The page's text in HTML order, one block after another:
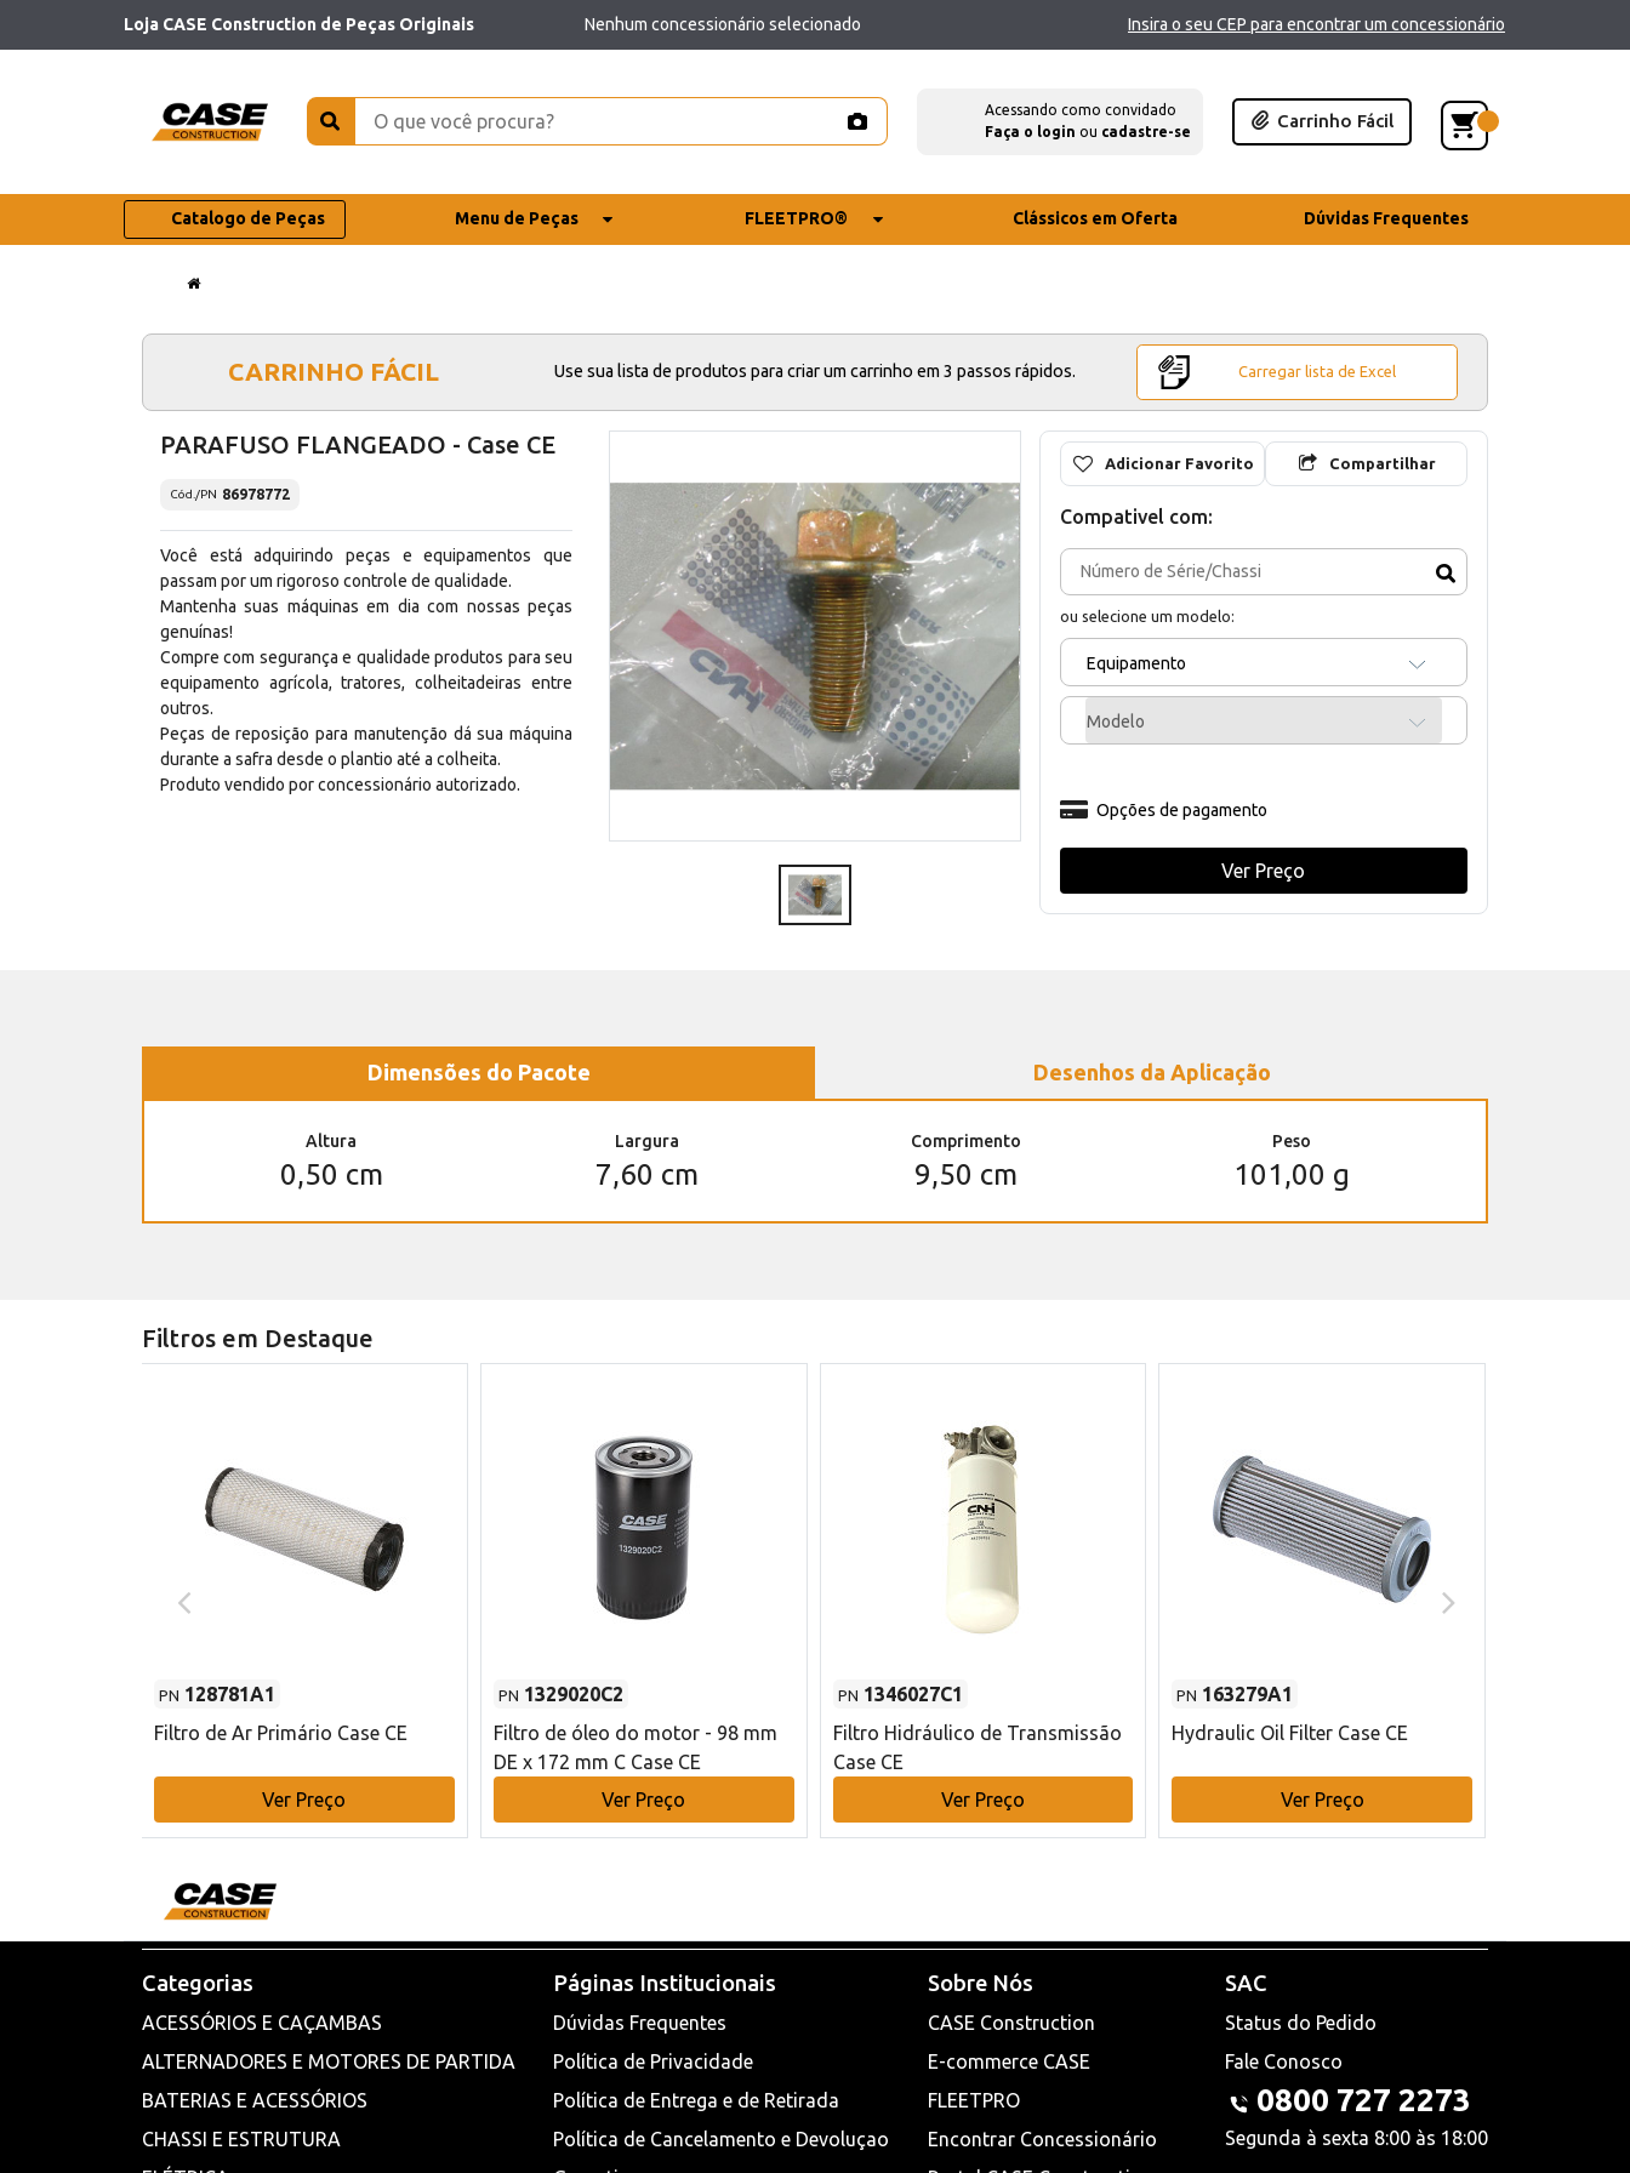
Loja CASE Construction de Peças Originais Nenhum concessionário selecionado Insira o seu CEP para encontrar um concessionário
Acessando como convidado
Faça o login ou cadastre-se
Carrinho Fácil
Catalogo de Peças Menu de Peças FLEETPRO® Clássicos em Oferta Dúvidas Frequentes
CARRINHO FÁCIL Use sua lista de produtos para criar um carrinho em 3 passos rápidos. Carregar lista de Excel
PARAFUSO FLANGEADO - Case CE
Cód./PN 86978772
Você está adquirindo peças e equipamentos que
passam por um rigoroso controle de qualidade.
Mantenha suas máquinas em dia com nossas peças
genuínas!
Compre com segurança e qualidade produtos para seu
equipamento agrícola, tratores, colheitadeiras entre
outros.
Peças de reposição para manutenção dá sua máquina
durante a safra desde o plantio até a colheita.
Produto vendido por concessionário autorizado.
Adicionar Favorito Compartilhar
Compativel com:
ou selecione um modelo:
Equipamento
Modelo
Opções de pagamento
Ver Preço
Dimensões do Pacote Desenhos da Aplicação
Altura
0,50 cm
Largura
7,60 cm
Comprimento
9,50 cm
Peso
101,00 g
Filtros em Destaque
PN 128781A1
Filtro de Ar Primário Case CE
Ver Preço
PN 1329020C2
Filtro de óleo do motor - 98 mm
DE x 172 mm C Case CE
Ver Preço
PN 1346027C1
Filtro Hidráulico de Transmissão
Case CE
Ver Preço
PN 163279A1
Hydraulic Oil Filter Case CE
Ver Preço
Categorias
ACESSÓRIOS E CAÇAMBAS
ALTERNADORES E MOTORES DE PARTIDA
BATERIAS E ACESSÓRIOS
CHASSI E ESTRUTURA
Páginas Institucionais
Dúvidas Frequentes
Política de Privacidade
Política de Entrega e de Retirada
Política de Cancelamento e Devoluçao
Sobre Nós
CASE Construction
E-commerce CASE
FLEETPRO
Encontrar Concessionário
SAC
Status do Pedido
Fale Conosco
0800 727 2273
Segunda à sexta 8:00 às 18:00